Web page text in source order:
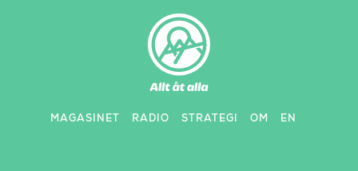
MAGASINET RADIO STRATEGI OM EN